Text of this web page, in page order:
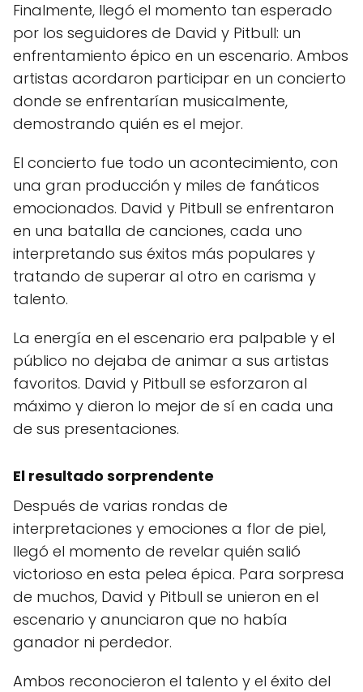
Finalmente, llegó el momento tan esperado
por los seguidores de David y Pitbull: un
enfrentamiento épico en un escenario. Ambos
artistas acordaron participar en un concierto
donde se enfrentarían musicalmente,
demostrando quién es el mejor.
El concierto fue todo un acontecimiento, con
una gran producción y miles de fanáticos
emocionados. David y Pitbull se enfrentaron
en una batalla de canciones, cada uno
interpretando sus éxitos más populares y
tratando de superar al otro en carisma y
talento.
La energía en el escenario era palpable y el
público no dejaba de animar a sus artistas
favoritos. David y Pitbull se esforzaron al
máximo y dieron lo mejor de sí en cada una
de sus presentaciones.
El resultado sorprendente
Después de varias rondas de
interpretaciones y emociones a flor de piel,
llegó el momento de revelar quién salió
victorioso en esta pelea épica. Para sorpresa
de muchos, David y Pitbull se unieron en el
escenario y anunciaron que no había
ganador ni perdedor.
Ambos reconocieron el talento y el éxito del